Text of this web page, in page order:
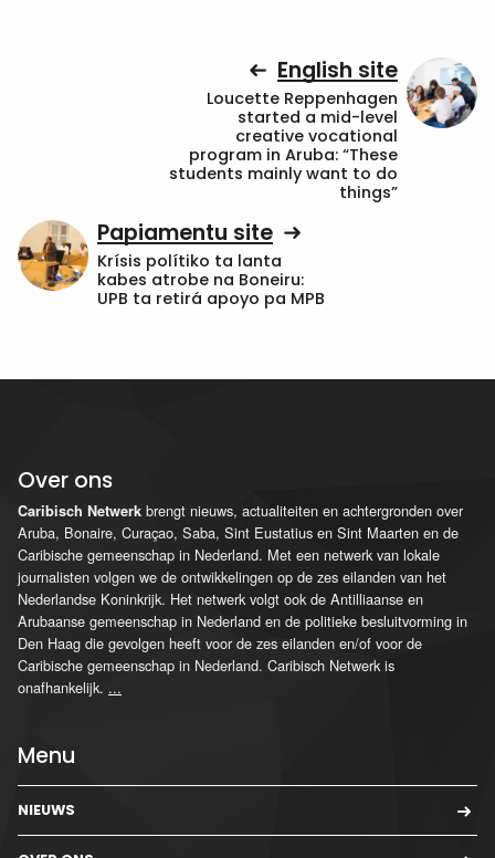
English site
Loucette Reppenhagen
started a mid-level
creative vocational
program in Aruba: “These
students mainly want to do
things”
Papiamentu site
Krísis polítiko ta lanta
kabes atrobe na Boneiru:
UPB ta retirá apoyo pa MPB
Over ons
Caribisch Netwerk brengt nieuws, actualiteiten en achtergronden over
Aruba, Bonaire, Curaçao, Saba, Sint Eustatius en Sint Maarten en de
Caribische gemeenschap in Nederland. Met een netwerk van lokale
journalisten volgen we de ontwikkelingen op de zes eilanden van het
Nederlandse Koninkrijk. Het netwerk volgt ook de Antilliaanse en
Arubaanse gemeenschap in Nederland en de politieke besluitvorming in
Den Haag die gevolgen heeft voor de zes eilanden en/of voor de
Caribische gemeenschap in Nederland. Caribisch Netwerk is
onafhankelijk. ...
Menu
NIEUWS